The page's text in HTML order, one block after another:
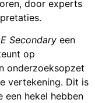
door experts
Secondary een
op
onderzoeksopzet
vertekening. Dit is
een hekel hebben